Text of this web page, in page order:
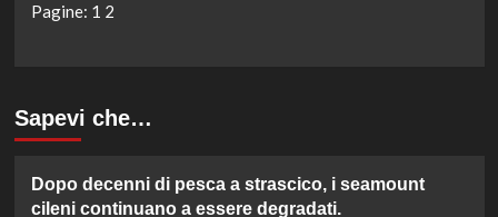
Pagine: 1 2
Sapevi che…
Dopo decenni di pesca a strascico, i seamount
cileni continuano a essere degradati.